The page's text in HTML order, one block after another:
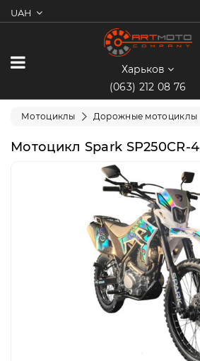
UAH
0
Категории
Мотоциклы
Электротранспорт
Экипировка
Харьков
(063) 212 08 76
Мотоциклы Дорожные мотоциклы
Мотоцикл Spark SP250CR-4